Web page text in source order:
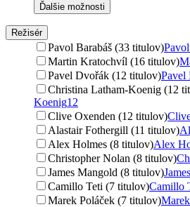
Ďalšie možnosti
Režisér
Pavol Barabáš (33 titulov)
Martin Kratochvíl (16 titulov)
Pavel Dvořák (12 titulov)Pavel
Christina Latham-Koenig (12
Koenig12
Clive Oxenden (12 titulov)
Alastair Fothergill (11 titulov)
Alex Holmes (8 titulov)Alex
Christopher Nolan (8 titulov)
James Mangold (8 titulov)
Camillo Teti (7 titulov)Camillo
Marek Poláček (7 titulov)